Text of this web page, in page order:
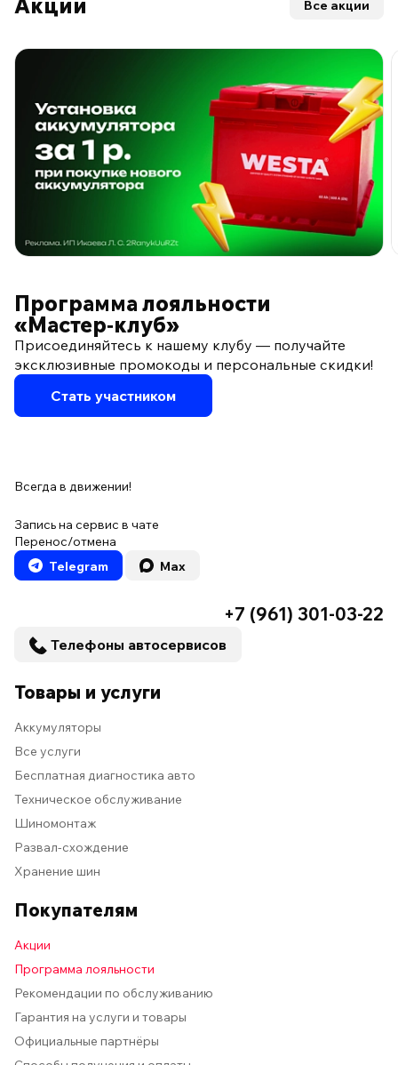
Все акции
Программа лояльности
«Мастер‑клуб»
Присоединяйтесь к нашему клубу — получайте
эксклюзивные промокоды и персональные скидки!
Стать участником
Всегда в движении!
Запись на сервис в чате
Перенос/отмена
Telegram
Max
+7 (961) 301-03-22
Телефоны автосервисов
Товары и услуги
Аккумуляторы
Все услуги
Бесплатная диагностика авто
Техническое обслуживание
Шиномонтаж
Развал-схождение
Хранение шин
Покупателям
Акции
Программа лояльности
Рекомендации по обслуживанию
Гарантия на услуги и товары
Официальные партнёры